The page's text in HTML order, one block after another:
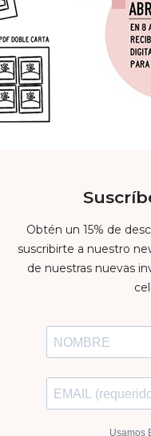
Obtén un 15% de
suscribirte a nuestro
de nuestras nuevas